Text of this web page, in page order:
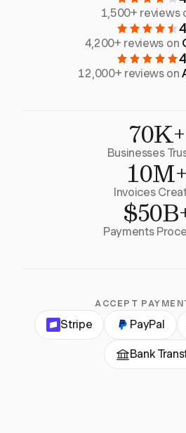
1,500+ reviews
4,200+ reviews on
12,000+ reviews on
70K+
Businesses
10M+
Invoices
Payments
ACCEPT
Stripe PayPal
Bank